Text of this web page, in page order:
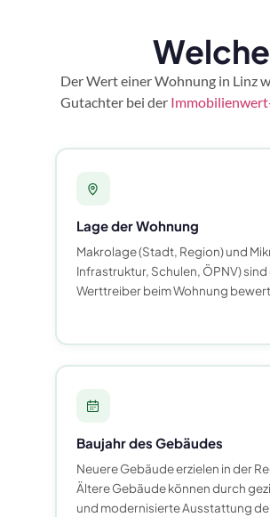
Der Wert einer Wohnung in Linz
Gutachter bei der
Lage der Wohnung
Makrolage (Stadt, Region) und
Infrastruktur, Schulen, ÖPNV)
Werttreiber beim Wohnung
Baujahr des Gebäudes
Neuere Gebäude erzielen in der
Ältere Gebäude können durch
und modernisierte Ausstattung